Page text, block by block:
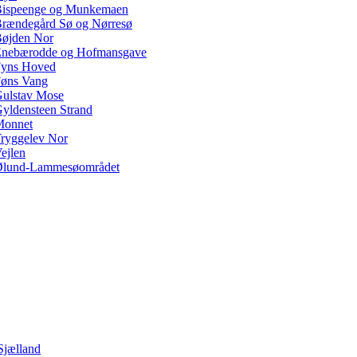
og Munkemaen
Sø og Nørresø
Nor
og Hofmansgave
Hoved
Vang
Mose
Strand
Nor
Lammesøområdet